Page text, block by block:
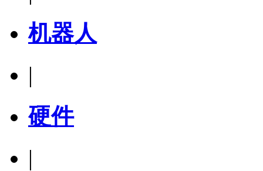
机器人
|
硬件
|